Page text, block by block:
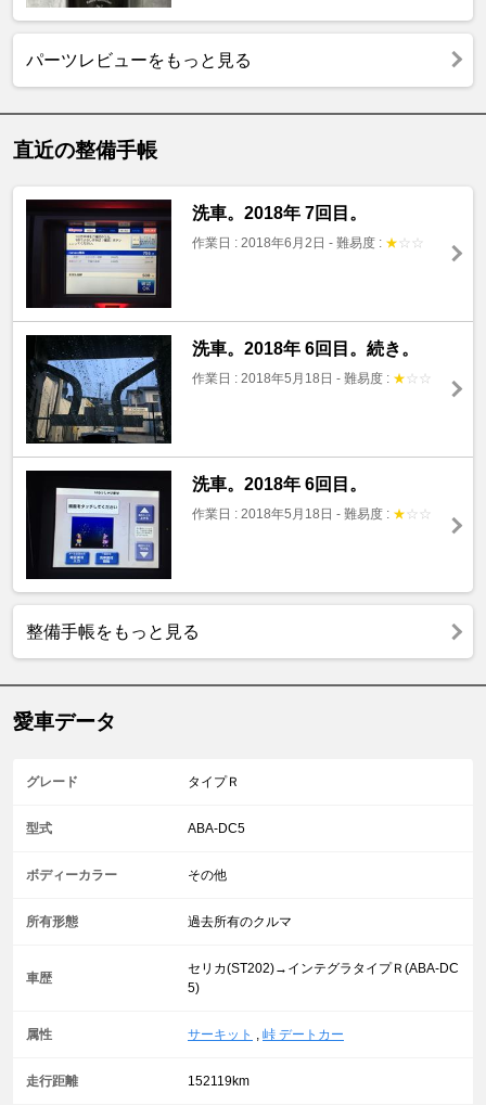
パーツレビューをもっと見る
直近の整備手帳
洗車。2018年 7回目。
作業日 : 2018年6月2日 - 難易度 : ★ ☆ ☆
洗車。2018年 6回目。続き。
作業日 : 2018年5月18日 - 難易度 : ★ ☆ ☆
洗車。2018年 6回目。
作業日 : 2018年5月18日 - 難易度 : ★ ☆ ☆
整備手帳をもっと見る
愛車データ
グレード タイプＲ
型式 ABA-DC5
ボディーカラー その他
所有形態 過去所有のクルマ
車歴
セリカ(ST202)→インテグラタイプＲ(ABA-DC
5)
属性 サーキット , 峠 デートカー
走行距離 152119km